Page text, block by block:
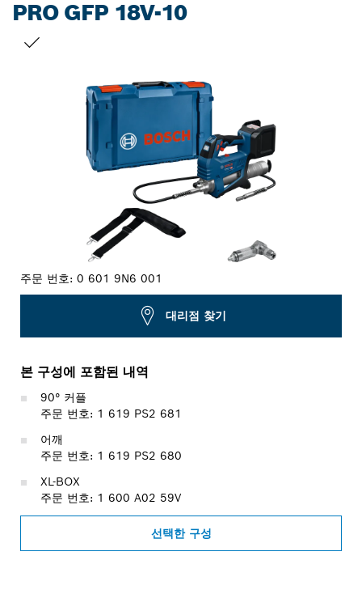
PRO GFP 18V-10
주문 번호: 0 601 9N6 001
대리점 찾기
본 구성에 포함된 내역
90° 커플
주문 번호: 1 619 PS2 681
어깨
주문 번호: 1 619 PS2 680
XL-BOX
주문 번호: 1 600 A02 59V
선택한 구성